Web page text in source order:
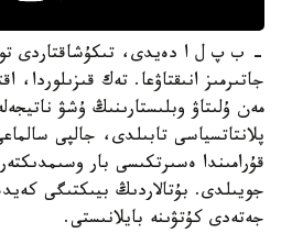
- ب پ ل ا دەيدى، تىكۇشاقتاردى
جاتىرمىز انىقتاۋعا. تەك قىزىلوردا،
جەتەدى كۇتۋىنە بايلانىستى.